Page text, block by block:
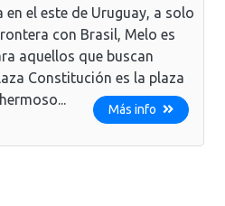
el este de Uruguay, a solo
con Brasil, Melo es
aquellos que buscan
Constitución es la plaza
Más info